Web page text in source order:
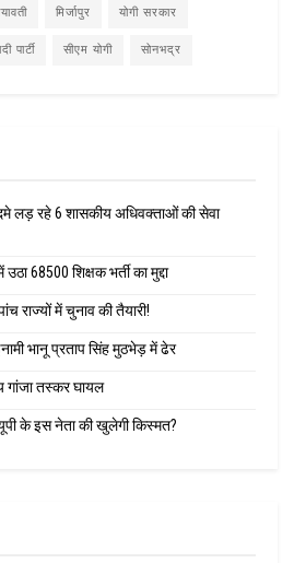
मिर्जापुर योगी सरकार
पार्टी सीएम योगी सोनभद्र
रहे 6 शासकीय अधिवक्ताओं की सेवा
68500 शिक्षक भर्ती का मुद्दा
राज्यों में चुनाव की तैयारी!
भानू प्रताप सिंह मुठभेड़ में ढेर
गांजा तस्कर घायल
के इस नेता की खुलेगी किस्मत?